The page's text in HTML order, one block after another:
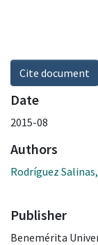
Cite document
Date
2015-08
Authors
Rodríguez
Publisher
Benemérita